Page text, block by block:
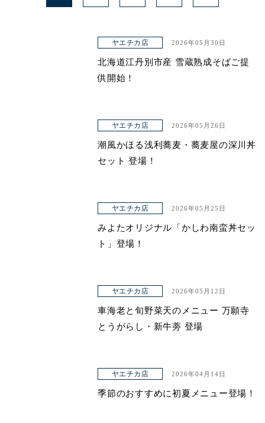
ヤエチカ店 2026年05月30日
北海道江丹別市産 雪蔵熟成そばご提
供開始！
ヤエチカ店 2026年05月26日
潮風かほる浅利蕎麦・蕎麦屋の深川丼
セット 登場！
ヤエチカ店 2026年05月25日
みよたオリジナル「かしわ南蛮丼セッ
ト」登場！
ヤエチカ店 2026年05月12日
車海老と旬野菜天のメニュー 万願寺
とうがらし・新牛蒡 登場
ヤエチカ店 2026年04月14日
季節のおすすめに初夏メニュー登場！